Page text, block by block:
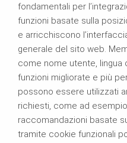
fondamentali per
funzioni basate sulla
e arricchiscono
generale del sito web.
come nome utente, lingua
funzioni migliorate e più
possono essere utilizzati
richiesti, come ad
raccomandazioni basate
tramite cookie funzionali